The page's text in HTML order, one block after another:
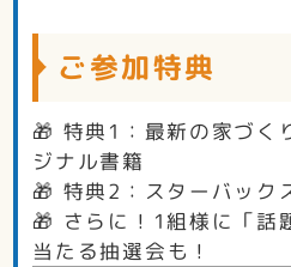
ご参加特典
🎁 特典1：最新の家づく
ジナル書籍
🎁 特典2：スターバック
🎁 さらに！1組様に「話
当たる抽選会も！